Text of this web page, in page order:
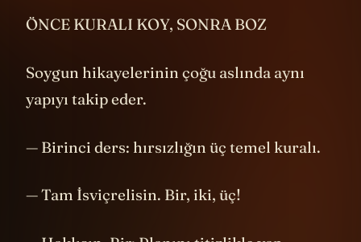
Soygun hikayelerinin çoğu aslında aynı